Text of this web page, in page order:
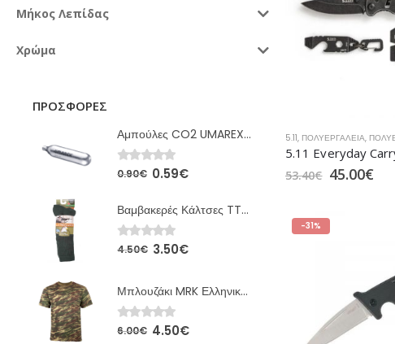
5.11, ΠΟΛΥΕΡΓΑΛΕΙΑ,
53.40€ 45.00€
-31%
Μήκος Λεπίδας
Χρώμα
ΠΡΟΣΦΟΡΈΣ
Αμπούλες CO2 UMAREX 12gr
0out of 5
0.90€ 0.59€
Βαμβακερές Κάλτσες TTKs Χακί MRK
0out of 5
4.50€ 3.50€
Μπλουζάκι MRK Ελληνικής Παραλλαγής
0out of 5
6.00€ 4.50€